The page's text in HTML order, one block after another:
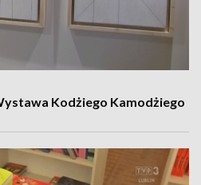
Kodżiego Kamodżiego